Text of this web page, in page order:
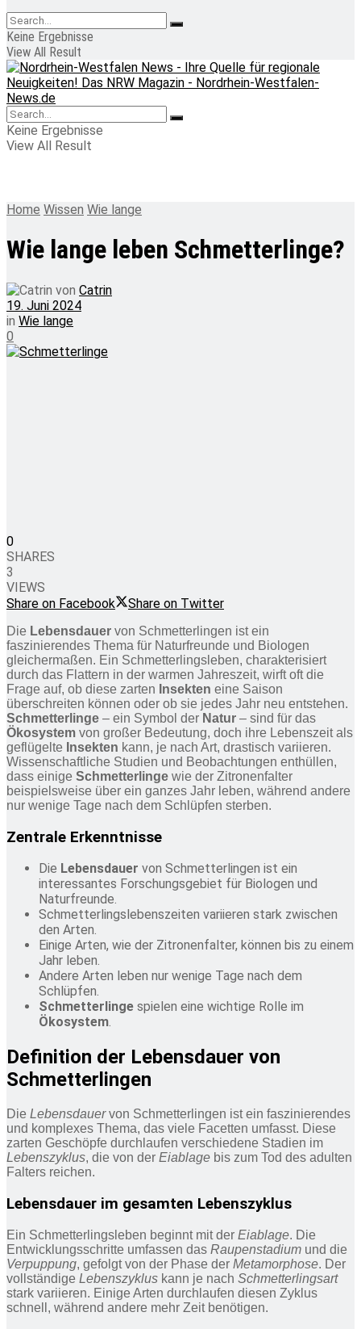
Keine Ergebnisse
View All Result
Keine Ergebnisse
View All Result
Home Wissen Wie lange
Wie lange leben Schmetterlinge?
von Catrin
19. Juni 2024
in Wie lange
0
0
SHARES
3
VIEWS
Share on Facebook
Share on Twitter
Die Lebensdauer von Schmetterlingen ist ein
faszinierendes Thema für Naturfreunde und Biologen
gleichermaßen. Ein Schmetterlingsleben, charakterisiert
durch das Flattern in der warmen Jahreszeit, wirft oft die
Frage auf, ob diese zarten Insekten eine Saison
überschreiten können oder ob sie jedes Jahr neu entstehen.
Schmetterlinge – ein Symbol der Natur – sind für das
Ökosystem von großer Bedeutung, doch ihre Lebenszeit als
geflügelte Insekten kann, je nach Art, drastisch variieren.
Wissenschaftliche Studien und Beobachtungen enthüllen,
dass einige Schmetterlinge wie der Zitronenfalter
beispielsweise über ein ganzes Jahr leben, während andere
nur wenige Tage nach dem Schlüpfen sterben.
Zentrale Erkenntnisse
Die Lebensdauer von Schmetterlingen ist ein
interessantes Forschungsgebiet für Biologen und
Naturfreunde.
Schmetterlingslebenszeiten variieren stark zwischen
den Arten.
Einige Arten, wie der Zitronenfalter, können bis zu einem
Jahr leben.
Andere Arten leben nur wenige Tage nach dem
Schlüpfen.
Schmetterlinge spielen eine wichtige Rolle im
Ökosystem.
Definition der Lebensdauer von
Schmetterlingen
Die Lebensdauervon Schmetterlingen ist ein faszinierendes
und komplexes Thema, das viele Facetten umfasst. Diese
zarten Geschöpfe durchlaufen verschiedene Stadien im
Lebenszyklus, die von der Eiablage bis zum Tod des adulten
Falters reichen.
Lebensdauer im gesamten Lebenszyklus
Ein Schmetterlingsleben beginnt mit der Eiablage. Die
Entwicklungsschritte umfassen das Raupenstadium und die
Verpuppung, gefolgt von der Phase der Metamorphose. Der
vollständige Lebenszyklus kann je nach Schmetterlingsart
stark variieren. Einige Arten durchlaufen diesen Zyklus
schnell, während andere mehr Zeit benötigen.